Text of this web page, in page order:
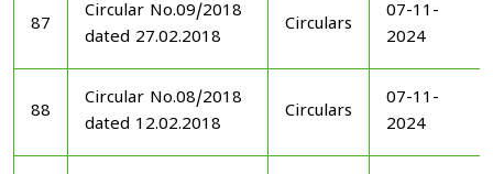
87
Circular No.09/2018
dated 27.02.2018
Circulars
07-11-
2024
88
Circular No.08/2018
dated 12.02.2018
Circulars
07-11-
2024